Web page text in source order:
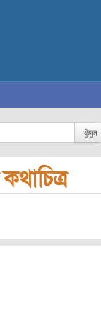
খুঁজুন